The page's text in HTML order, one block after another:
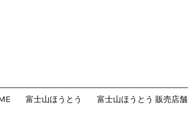
富士山ほうとう 富士山ほうとう 販売店舗